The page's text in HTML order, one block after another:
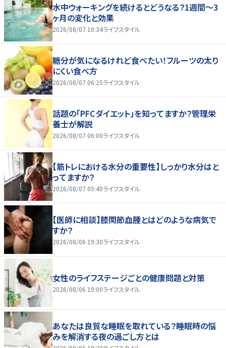
水中ウォーキングを続けるとどうなる？1週間～3
ヶ月の変化と効果
2026/08/07 10:34ライフスタイル
糖分が気になるけれど食べたい！フルーツの太り
にくい食べ方
2026/08/07 06:25ライフスタイル
話題の「PFCダイエット」を知ってますか？管理栄
養士が解説
2026/08/07 06:00ライフスタイル
【筋トレにおける水分の重要性】しっかり水分はと
ってますか？
2026/08/07 05:40ライフスタイル
【医師に相談】膝関節血腫とはどのような病気で
すか？
2026/08/06 19:30ライフスタイル
女性のライフステージごとの健康問題と対策
2026/08/06 19:00ライフスタイル
あなたは良質な睡眠を取れている？睡眠時の悩
みを解消する夜の過ごし方とは